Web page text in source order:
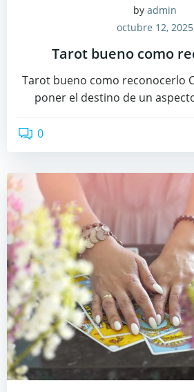
by admin
octubre 12, 2025
Tarot bueno como
Tarot bueno como reconocerlo
poner el destino de un
0